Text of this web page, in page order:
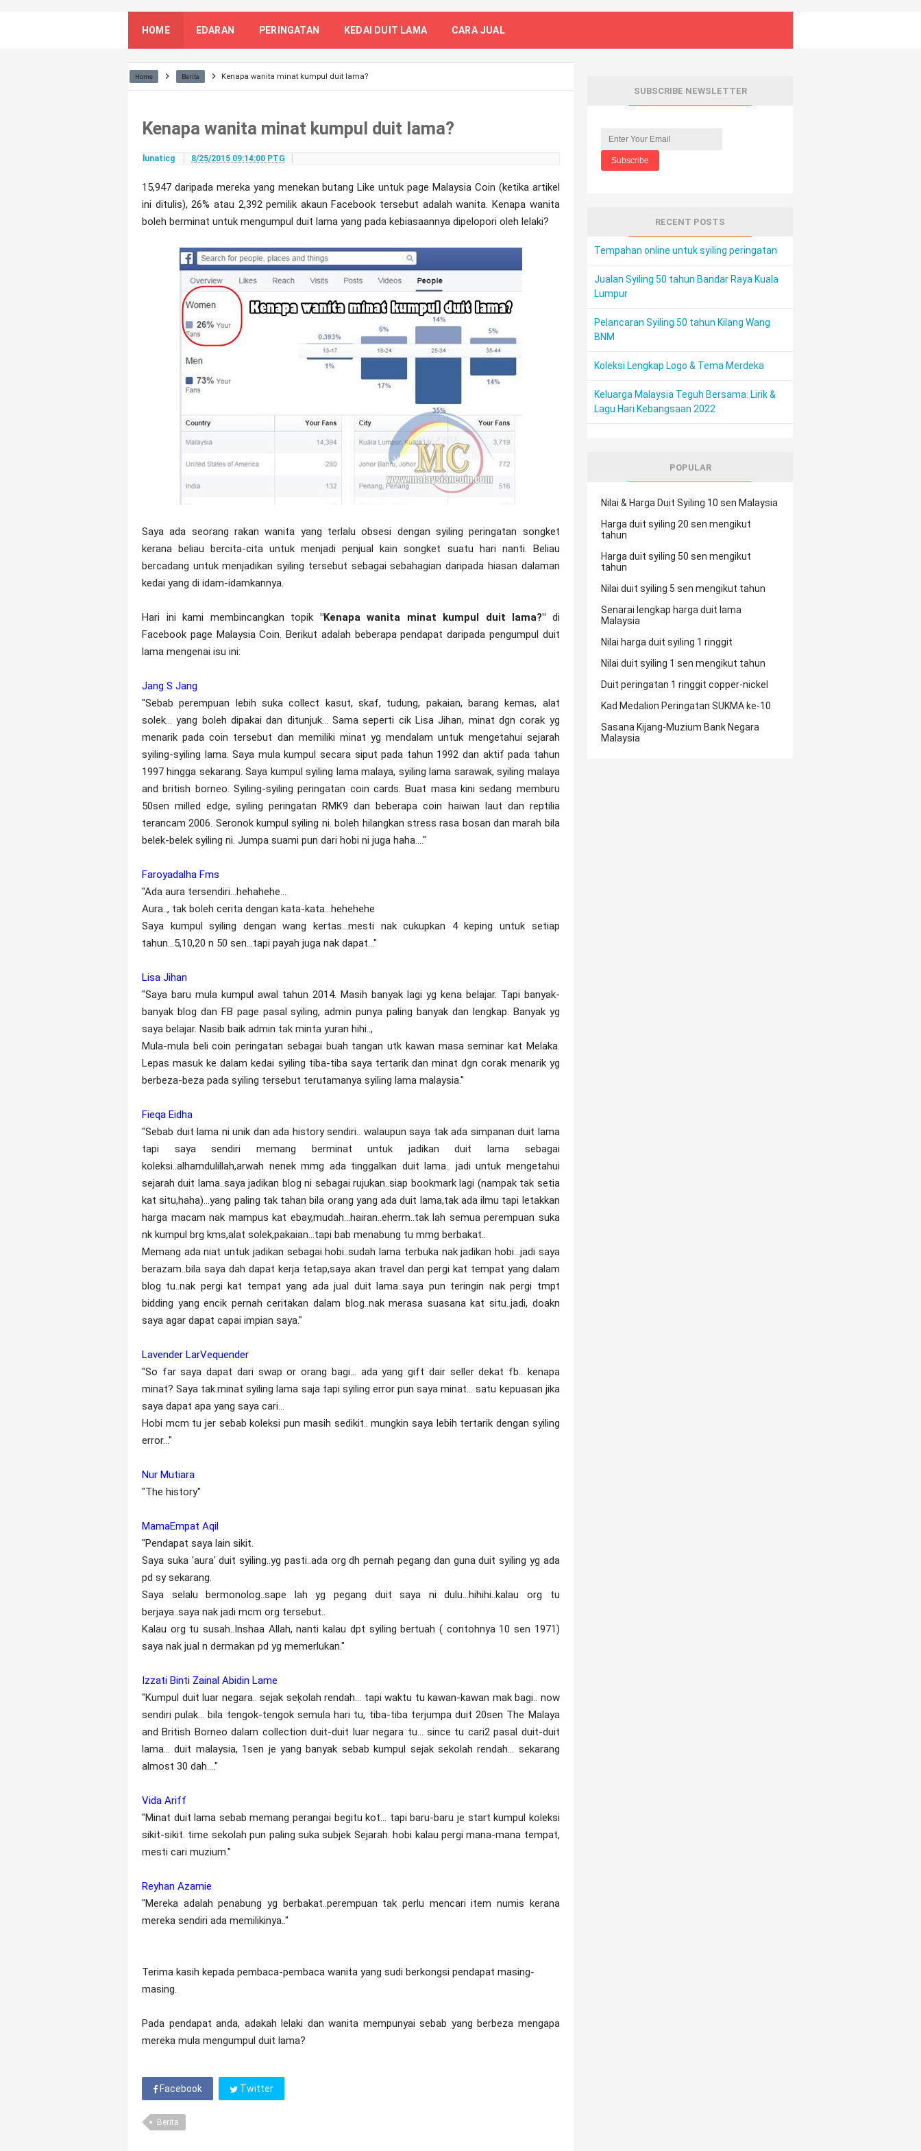
HOME EDARAN PERINGATAN KEDAI DUIT LAMA CARA JUAL
Home Berita Kenapa wanita minat kumpul duit lama?
Kenapa wanita minat kumpul duit lama?
lunaticg 8/25/2015 09:14:00 PTG
15,947 daripada mereka yang menekan butang Like untuk page Malaysia Coin (ketika artikel
ini ditulis), 26% atau 2,392 pemilik akaun Facebook tersebut adalah wanita. Kenapa wanita
boleh berminat untuk mengumpul duit lama yang pada kebiasaannya dipelopori oleh lelaki?
Saya ada seorang rakan wanita yang terlalu obsesi dengan syiling peringatan songket
kerana beliau bercita-cita untuk menjadi penjual kain songket suatu hari nanti. Beliau
bercadang untuk menjadikan syiling tersebut sebagai sebahagian daripada hiasan dalaman
kedai yang di idam-idamkannya.
Hari ini kami membincangkan topik "Kenapa wanita minat kumpul duit lama?" di
Facebook page Malaysia Coin. Berikut adalah beberapa pendapat daripada pengumpul duit
lama mengenai isu ini:
Jang S Jang
"Sebab perempuan lebih suka collect kasut, skaf, tudung, pakaian, barang kemas, alat
solek... yang boleh dipakai dan ditunjuk... Sama seperti cik Lisa Jihan, minat dgn corak yg
menarik pada coin tersebut dan memiliki minat yg mendalam untuk mengetahui sejarah
syiling-syiling lama. Saya mula kumpul secara siput pada tahun 1992 dan aktif pada tahun
1997 hingga sekarang. Saya kumpul syiling lama malaya, syiling lama sarawak, syiling malaya
and british borneo. Syiling-syiling peringatan coin cards. Buat masa kini sedang memburu
50sen milled edge, syiling peringatan RMK9 dan beberapa coin haiwan laut dan reptilia
terancam 2006. Seronok kumpul syiling ni. boleh hilangkan stress rasa bosan dan marah bila
belek-belek syiling ni. Jumpa suami pun dari hobi ni juga haha...."
Faroyadalha Fms
"Ada aura tersendiri...hehahehe...
Aura.., tak boleh cerita dengan kata-kata...hehehehe
Saya kumpul syiling dengan wang kertas...mesti nak cukupkan 4 keping untuk setiap
tahun...5,10,20 n 50 sen...tapi payah juga nak dapat..."
Lisa Jihan
"Saya baru mula kumpul awal tahun 2014. Masih banyak lagi yg kena belajar. Tapi banyak-
banyak blog dan FB page pasal syiling, admin punya paling banyak dan lengkap. Banyak yg
saya belajar. Nasib baik admin tak minta yuran hihi..,
Mula-mula beli coin peringatan sebagai buah tangan utk kawan masa seminar kat Melaka.
Lepas masuk ke dalam kedai syiling tiba-tiba saya tertarik dan minat dgn corak menarik yg
berbeza-beza pada syiling tersebut terutamanya syiling lama malaysia."
Fieqa Eidha
"Sebab duit lama ni unik dan ada history sendiri.. walaupun saya tak ada simpanan duit lama
tapi saya sendiri memang berminat untuk jadikan duit lama sebagai
koleksi..alhamdulillah,arwah nenek mmg ada tinggalkan duit lama.. jadi untuk mengetahui
sejarah duit lama..saya jadikan blog ni sebagai rujukan..siap bookmark lagi (nampak tak setia
kat situ,haha)...yang paling tak tahan bila orang yang ada duit lama,tak ada ilmu tapi letakkan
harga macam nak mampus kat ebay,mudah...hairan..eherm..tak lah semua perempuan suka
nk kumpul brg kms,alat solek,pakaian...tapi bab menabung tu mmg berbakat..
Memang ada niat untuk jadikan sebagai hobi..sudah lama terbuka nak jadikan hobi...jadi saya
berazam..bila saya dah dapat kerja tetap,saya akan travel dan pergi kat tempat yang dalam
blog tu..nak pergi kat tempat yang ada jual duit lama..saya pun teringin nak pergi tmpt
bidding yang encik pernah ceritakan dalam blog..nak merasa suasana kat situ..jadi, doakn
saya agar dapat capai impian saya."
Lavender LarVequender
"So far saya dapat dari swap or orang bagi... ada yang gift dair seller dekat fb.. kenapa
minat? Saya tak.minat syiling lama saja tapi syiling error pun saya minat... satu kepuasan jika
saya dapat apa yang saya cari...
Hobi mcm tu jer sebab koleksi pun masih sedikit.. mungkin saya lebih tertarik dengan syiling
error..."
Nur Mutiara
"The history"
MamaEmpat Aqil
"Pendapat saya lain sikit.
Saya suka 'aura' duit syiling..yg pasti..ada org dh pernah pegang dan guna duit syiling yg ada
pd sy sekarang.
Saya selalu bermonolog..sape lah yg pegang duit saya ni dulu...hihihi..kalau org tu
berjaya..saya nak jadi mcm org tersebut..
Kalau org tu susah..Inshaa Allah, nanti kalau dpt syiling bertuah ( contohnya 10 sen 1971)
saya nak jual n dermakan pd yg memerlukan."
Izzati Binti Zainal Abidin Lame
"Kumpul duit luar negara.. sejak seķolah rendah... tapi waktu tu kawan-kawan mak bagi.. now
sendiri pulak... bila tengok-tengok semula hari tu, tiba-tiba terjumpa duit 20sen The Malaya
and British Borneo dalam collection duit-duit luar negara tu... since tu cari2 pasal duit-duit
lama... duit malaysia, 1sen je yang banyak sebab kumpul sejak sekolah rendah... sekarang
almost 30 dah...."
Vida Ariff
"Minat duit lama sebab memang perangai begitu kot... tapi baru-baru je start kumpul koleksi
sikit-sikit. time sekolah pun paling suka subjek Sejarah. hobi kalau pergi mana-mana tempat,
mesti cari muzium."
Reyhan Azamie
"Mereka adalah penabung yg berbakat..perempuan tak perlu mencari item numis kerana
mereka sendiri ada memilikinya.."
Terima kasih kepada pembaca-pembaca wanita yang sudi berkongsi pendapat masing-
masing.
Pada pendapat anda, adakah lelaki dan wanita mempunyai sebab yang berbeza mengapa
mereka mula mengumpul duit lama?
Facebook Twitter
Berita
SUBSCRIBE NEWSLETTER
RECENT POSTS
Tempahan online untuk syiling peringatan
Jualan Syiling 50 tahun Bandar Raya Kuala
Lumpur
Pelancaran Syiling 50 tahun Kilang Wang
BNM
Koleksi Lengkap Logo & Tema Merdeka
Keluarga Malaysia Teguh Bersama: Lirik &
Lagu Hari Kebangsaan 2022
POPULAR
Nilai & Harga Duit Syiling 10 sen Malaysia
Harga duit syiling 20 sen mengikut
tahun
Harga duit syiling 50 sen mengikut
tahun
Nilai duit syiling 5 sen mengikut tahun
Senarai lengkap harga duit lama
Malaysia
Nilai harga duit syiling 1 ringgit
Nilai duit syiling 1 sen mengikut tahun
Duit peringatan 1 ringgit copper-nickel
Kad Medalion Peringatan SUKMA ke-10
Sasana Kijang-Muzium Bank Negara
Malaysia